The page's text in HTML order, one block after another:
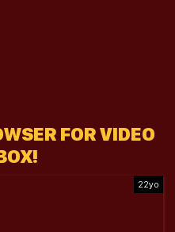
FOR VIDEO
22yo